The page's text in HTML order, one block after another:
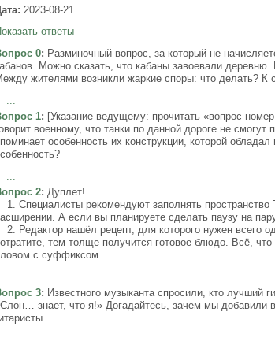
2023-08-21
ответы
0: Разминочный вопрос, за который не
Можно сказать, что кабаны завоевали
жителями возникли жаркие споры: что делать? К
...
1: [Указание ведущему: прочитать «вопрос
военному, что танки по данной дороге не
особенность их конструкции, которой
...
2: Дуплет!
1. Специалисты рекомендуют заполнять
А если вы планируете сделать паузу на
2. Редактор нашёл рецепт, для которого нужен всего
тем толще получится готовое блюдо. Всё,
с суффиксом.
...
3: Известного музыканта спросили, кто лучший
знает, что я!» Догадайтесь, зачем мы добавили